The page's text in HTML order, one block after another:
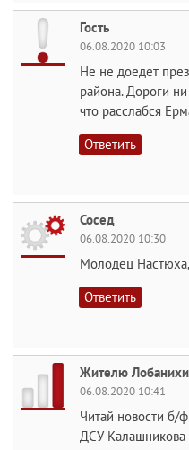
Гость
06.08.2020 10:03
Не не доедет
района. Дороги ни
что расслабся
Ответить
Сосед
06.08.2020 10:30
Молодец
Ответить
Жителю Лобанихи
06.08.2020 10:41
Читай новости б/
ДСУ Калашникова